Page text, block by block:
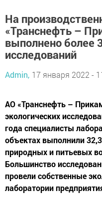
На
«Транснефть –
выполнено более
исследований
Admin, 17 января 2022 -
АО «Транснефть –
экологических
года специалисты
объектах выполнили
природных и питьевых
Большинство
провели собственные
лаборатории